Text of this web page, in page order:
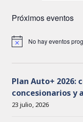
Próximos eventos
No hay eventos
Plan Auto+ 2026:
concesionarios y
23 julio, 2026